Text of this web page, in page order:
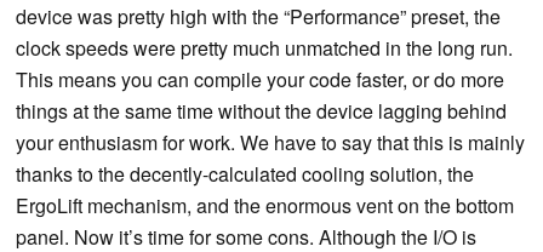
device was pretty high with the “Performance” preset, the
clock speeds were pretty much unmatched in the long run.
This means you can compile your code faster, or do more
things at the same time without the device lagging behind
your enthusiasm for work. We have to say that this is mainly
thanks to the decently-calculated cooling solution, the
ErgoLift mechanism, and the enormous vent on the bottom
panel. Now it’s time for some cons. Although the I/O is